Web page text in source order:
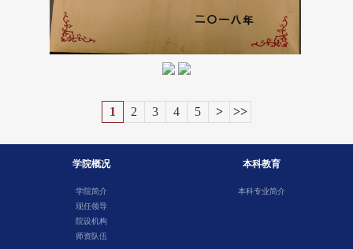
1 2 3 4 5 > >>
学院概况
学院简介
现任领导
院设机构
师资队伍
本科教育
本科专业简介